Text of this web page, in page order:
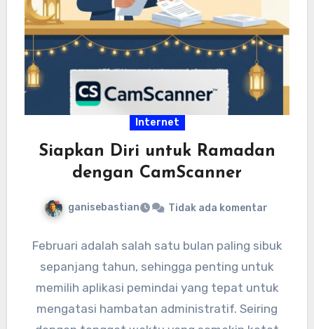
Internet
Siapkan Diri untuk Ramadan
dengan CamScanner
ganisebastian Tidak ada komentar
Februari adalah salah satu bulan paling sibuk
sepanjang tahun, sehingga penting untuk
memilih aplikasi pemindai yang tepat untuk
mengatasi hambatan administratif. Seiring